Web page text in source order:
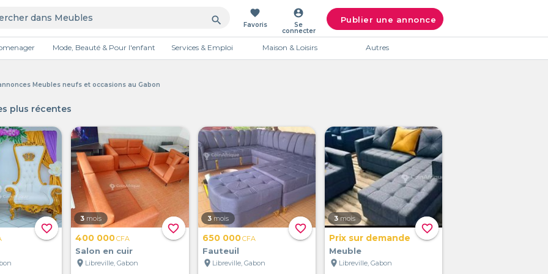
search
favorite
Favoris
account_circle
Se
connecter
Publier une annonce
Mode, Beauté & Pour l'enfant Services & Emploi Maison & Loisirs Autres
Meubles neufs et occasions au Gabon
plus récentes
favorite_border favorite_border
3 mois
400 000CFA
Salon en cuir
location_on Libreville, Gabon
favorite_border
3 mois
650 000CFA
Fauteuil
location_on Libreville, Gabon
favorite_border
3 mois
Prix sur demande
Meuble
location_on Libreville, Gabon